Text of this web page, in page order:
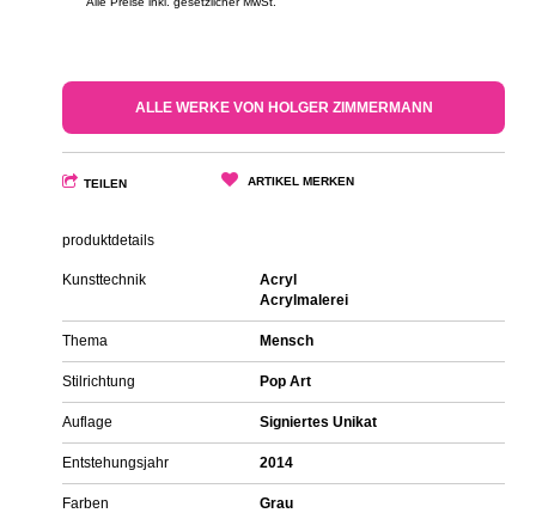
ALLE WERKE VON HOLGER ZIMMERMANN
TEILEN ARTIKEL MERKEN
produktdetails
Kunsttechnik
Acryl
Acrylmalerei
Thema Mensch
Stilrichtung Pop Art
Auflage Signiertes Unikat
Entstehungsjahr 2014
Farben
Grau